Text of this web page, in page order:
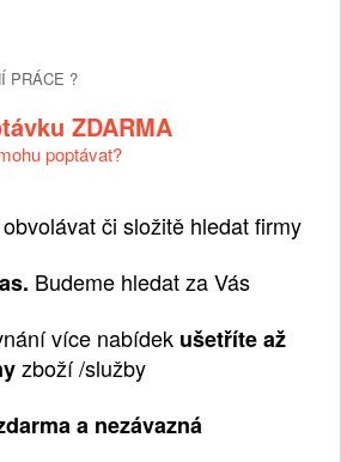
PRÁCE ?
ZDARMA
poptávat?
obvolávat či složitě hledat firmy
Budeme hledat za Vás
více nabídek ušetříte až
zboží /služby
a nezávazná